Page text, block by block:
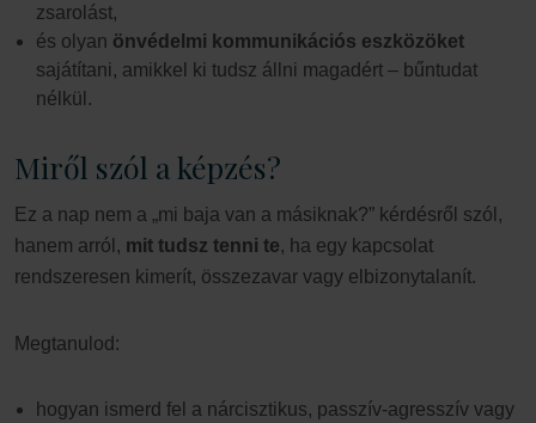
zsarolást,
és olyan önvédelmi kommunikációs eszközöket
sajátítani, amikkel ki tudsz állni magadért – bűntudat
nélkül.
Miről szól a képzés?
Ez a nap nem a „mi baja van a másiknak?” kérdésről szól,
hanem arról, mit tudsz tenni te, ha egy kapcsolat
rendszeresen kimerít, összezavar vagy elbizonytalanít.
Megtanulod:
hogyan ismerd fel a nárcisztikus, passzív-agresszív vagy